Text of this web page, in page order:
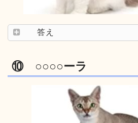
答え
⑩ ○○○○ーラ